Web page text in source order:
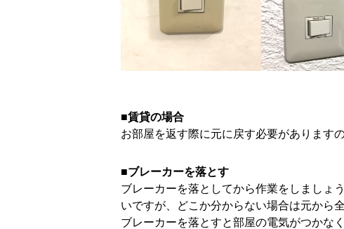
■賃貸の場合
お部屋を返す際に元に戻す必要があります
■ブレーカーを落とす
ブレーカーを落としてから作業をしましょ
いですが、どこか分からない場合は元から
ブレーカーを落とすと部屋の電気がつかな